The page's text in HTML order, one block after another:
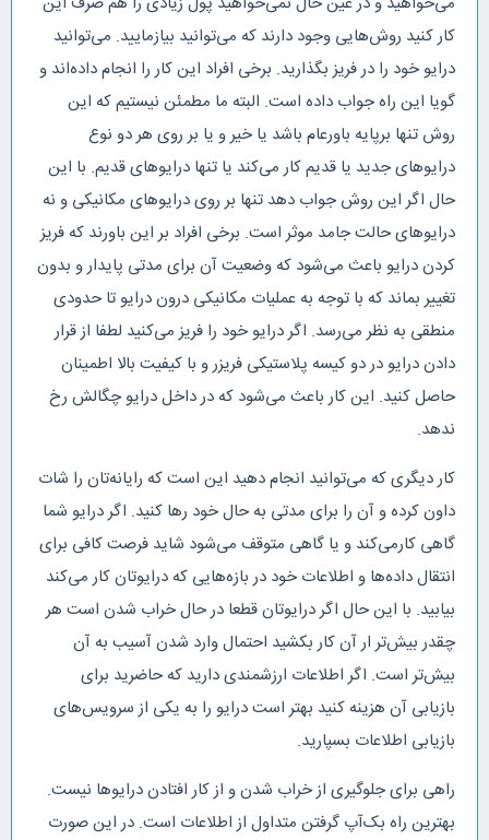
کار کنید روش‌هایی وجود دارند که می‌توانید بیازمایید. می‌توانید
درایو خود را در فریز بگذارید. برخی افراد این کار را انجام داده‌اند و
گویا این راه جواب داده است. البته ما مطمئن نیستیم که این
روش تنها برپایه باورعام باشد یا خیر و یا بر روی هر دو نوع
درایوهای جدید یا قدیم کار می‌کند یا تنها درایوهای قدیم. با این
حال اگر این روش جواب دهد تنها بر روی درایوهای مکانیکی و نه
درایوهای حالت جامد موثر است. برخی افراد بر این باورند که فریز
کردن درایو باعث می‌شود که وضعیت آن برای مدتی پایدار و بدون
تغییر بماند که با توجه به عملیات مکانیکی درون درایو تا حدودی
منطقی به نظر می‌رسد. اگر درایو خود را فریز می‌کنید لطفا از قرار
دادن درایو در دو کیسه پلاستیکی فریزر و با کیفیت بالا اطمینان
حاصل کنید. این کار باعث می‌شود که در داخل درایو چگالش رخ
ندهد.
کار دیگری که می‌توانید انجام دهید این است که رایانه‌تان را شات
داون کرده و آن را برای مدتی به حال خود رها کنید. اگر درایو شما
گاهی کارمی‌کند و یا گاهی متوقف می‌شود شاید فرصت کافی برای
انتقال داده‌ها و اطلاعات خود در بازه‌هایی که درایوتان کار می‌کند
بیابید. با این حال اگر درایوتان قطعا در حال خراب شدن است هر
چقدر بیش‌تر ار آن کار بکشید احتمال وارد شدن آسیب به آن
بیش‌تر است. اگر اطلاعات ارزشمندی دارید که حاضرید برای
بازیابی آن هزینه کنید بهتر است درایو را به یکی از سرویس‌های
بازیابی اطلاعات بسپارید.
راهی برای جلوگیری از خراب شدن و از کار افتادن درایوها نیست.
بهترین راه بک‌آپ گرفتن متداول از اطلاعات است. در این صورت